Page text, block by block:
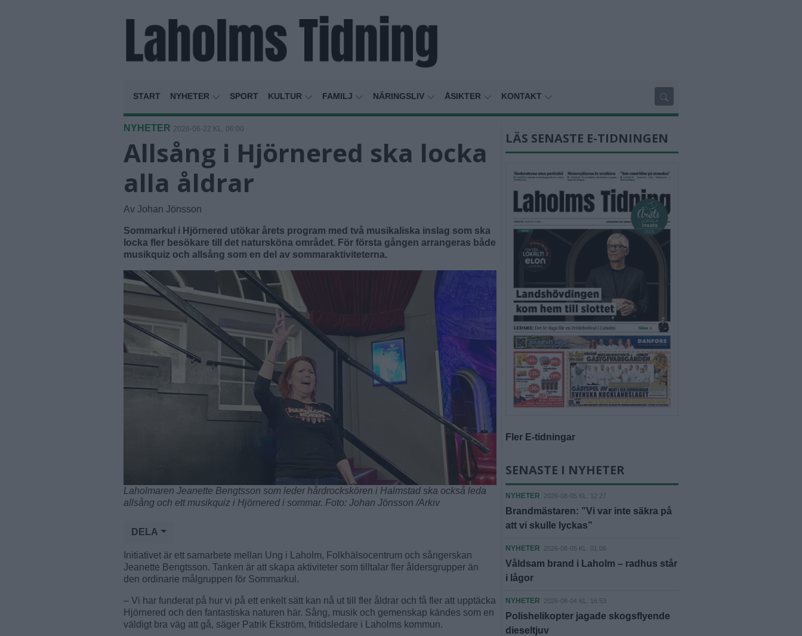
START NYHETER SPORT KULTUR FAMILJ NÄRINGSLIV ÅSIKTER KONTAKT
NYHETER 2026-06-22 KL. 06:00
Allsång i Hjörnered ska locka
alla åldrar
Av Johan Jönsson
Sommarkul i Hjörnered utökar årets program med två musikaliska inslag som ska
locka fler besökare till det natursköna området. För första gången arrangeras både
musikquiz och allsång som en del av sommaraktiviteterna.
Laholmaren Jeanette Bengtsson som leder hårdrockskören i Halmstad ska också leda
allsång och ett musikquiz i Hjörnered i sommar. Foto: Johan Jönsson /Arkiv
DELA
Initiativet är ett samarbete mellan Ung i Laholm, Folkhälsocentrum och sångerskan
Jeanette Bengtsson. Tanken är att skapa aktiviteter som tilltalar fler åldersgrupper än
den ordinarie målgruppen för Sommarkul.
– Vi har funderat på hur vi på ett enkelt sätt kan nå ut till fler åldrar och få fler att upptäcka
Hjörnered och den fantastiska naturen här. Sång, musik och gemenskap kändes som en
väldigt bra väg att gå, säger Patrik Ekström, fritidsledare i Laholms kommun.
LÄS SENASTE E-TIDNINGEN
Fler E-tidningar
SENASTE I NYHETER
NYHETER 2026-08-05 KL. 12:27
Brandmästaren: ”Vi var inte säkra på
att vi skulle lyckas”
NYHETER 2026-08-05 KL. 01:06
Våldsam brand i Laholm – radhus står
i lågor
NYHETER 2026-08-04 KL. 16:53
Polishelikopter jagade skogsflyende
dieseltjuv